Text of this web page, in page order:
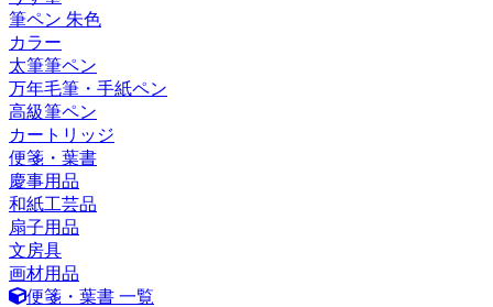
筆ペン 朱色
カラー
太筆筆ペン
万年毛筆・手紙ペン
高級筆ペン
カートリッジ
便箋・葉書
慶事用品
和紙工芸品
扇子用品
文房具
画材用品
便箋・葉書 一覧